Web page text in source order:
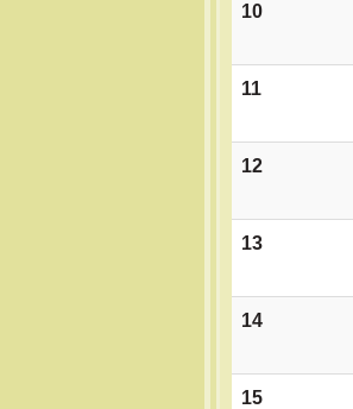
10
11
12
13
14
15